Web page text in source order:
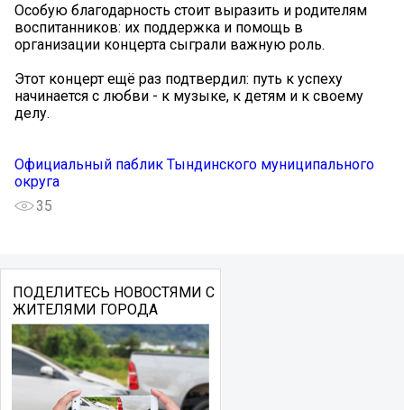
Особую благодарность стоит выразить и родителям
воспитанников: их поддержка и помощь в
организации концерта сыграли важную роль.
Этот концерт ещё раз подтвердил: путь к успеху
начинается с любви - к музыке, к детям и к своему
делу.
Официальный паблик Тындинского муниципального
округа
35
ПОДЕЛИТЕСЬ НОВОСТЯМИ С
ЖИТЕЛЯМИ ГОРОДА